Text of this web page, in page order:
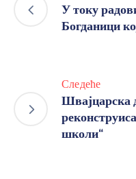
У току
Богданици
Следеће
Швајцарска
школи“